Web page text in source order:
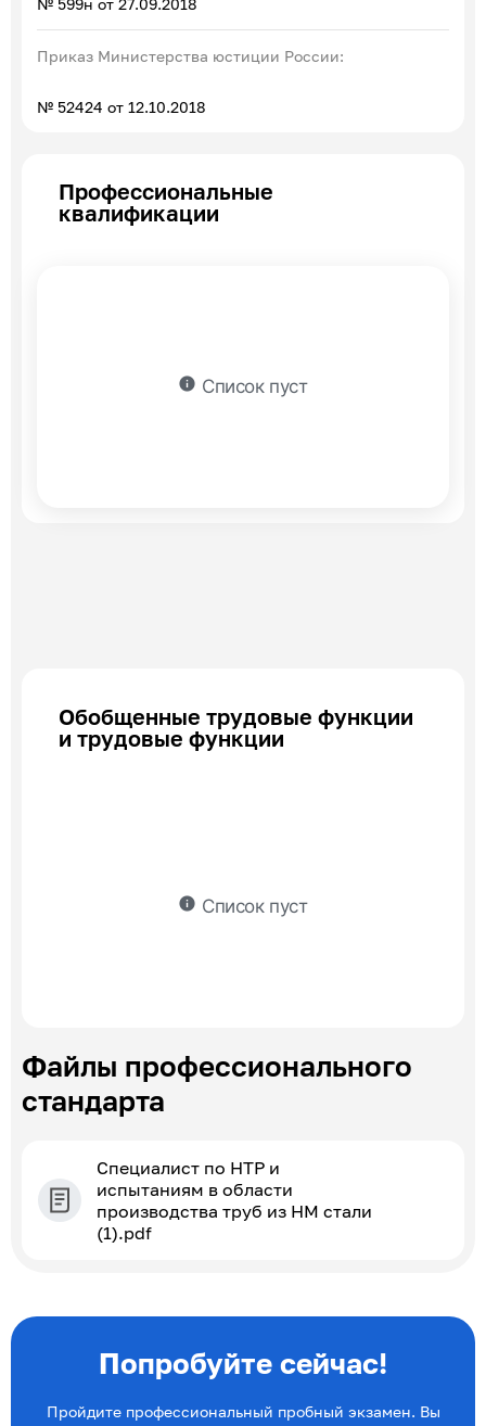
Приказ Министерства юстиции России:
№ 52424 от 12.10.2018
Профессиональные
квалификации
info Список пуст
Обобщенные трудовые функции
и трудовые функции
info Список пуст
Файлы профессионального
стандарта
Специалист по НТР и
испытаниям в области
производства труб из НМ стали
(1).pdf
Попробуйте сейчас!
Пройдите профессиональный пробный экзамен. Вы